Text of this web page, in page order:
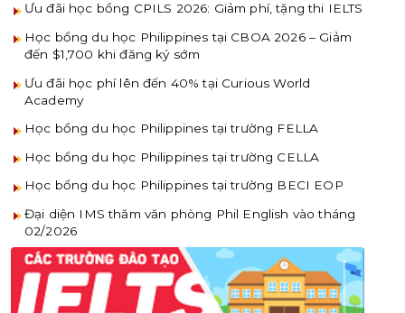
Ưu đãi học bổng CPILS 2026: Giảm phí, tặng thi IELTS
Học bổng du học Philippines tại CBOA 2026 – Giảm
đến $1,700 khi đăng ký sớm
Ưu đãi học phí lên đến 40% tại Curious World
Academy
Học bổng du học Philippines tại trường FELLA
Học bổng du học Philippines tại trường CELLA
Học bổng du học Philippines tại trường BECI EOP
Đại diện IMS thăm văn phòng Phil English vào tháng
02/2026